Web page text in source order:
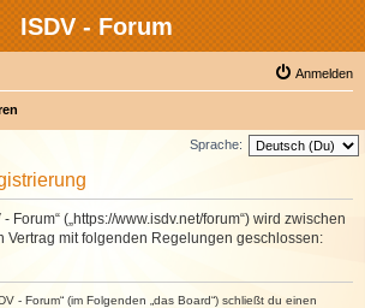
ISDV - Forum
Anmelden
Sprache:
Forum“ („https://www.isdv.net/forum“) wird zwischen
Vertrag mit folgenden Regelungen geschlossen:
- Forum“ (im Folgenden „das Board“) schließt du einen